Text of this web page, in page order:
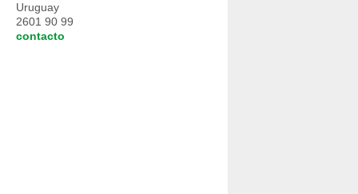
Uruguay
2601 90 99
contacto